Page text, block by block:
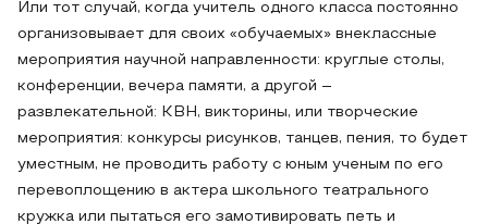
Или тот случай, когда учитель одного класса постоянно
организовывает для своих «обучаемых» внеклассные
мероприятия научной направленности: круглые столы,
конференции, вечера памяти, а другой –
развлекательной: КВН, викторины, или творческие
мероприятия: конкурсы рисунков, танцев, пения, то будет
уместным, не проводить работу с юным ученым по его
перевоплощению в актера школьного театрального
кружка или пытаться его замотивировать петь и